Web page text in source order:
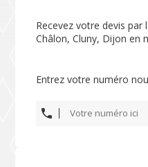
Recevez votre devis par
Châlon, Cluny, Dijon en
Entrez votre numéro